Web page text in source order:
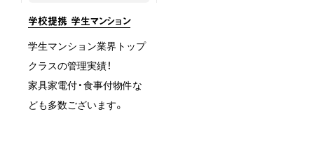
学校提携 学生マンション
学生マンション業界トップ
クラスの管理実績！
家具家電付・食事付物件な
ども多数ございます。